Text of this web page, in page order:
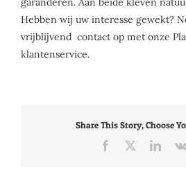
Hebben wij uw interesse gewekt?
vrijblijvend contact op met onze
klantenservice.
Share This Story, Choose
Facebook